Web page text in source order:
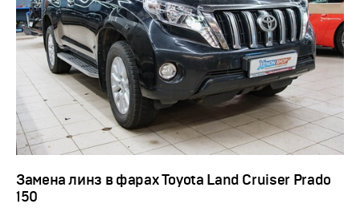
Замена линз в фарах Toyota Land Cruiser Prado
150